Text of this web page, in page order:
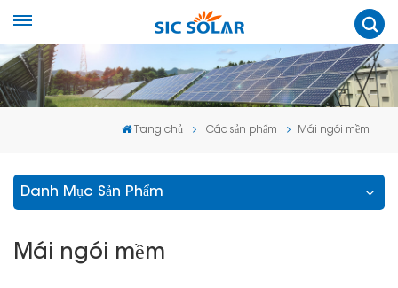
Trang chủ Các sản phẩm Mái ngói mềm
Danh Mục Sản Phẩm
Mái ngói mềm